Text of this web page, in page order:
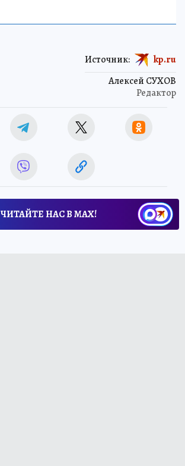
Алексей СУХОВ
Редактор
Источник: kp.ru
ЧИТАЙТЕ НАС В МАХ!